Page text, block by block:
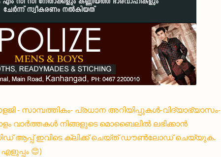
- സാമ്പത്തികം- പ്രധാന അറിയിപ്പുകൾ-വിദ്യാഭ്യാസം-
വാർത്തകൾ നിങ്ങളുടെ മൊബൈലിൽ ലഭിക്കാൻ
ആപ്പ് ഇവിടെ ക്ലിക്ക് ചെയ്ത് ഡൗൺലോഡ് ചെയ്യുക.
😊)